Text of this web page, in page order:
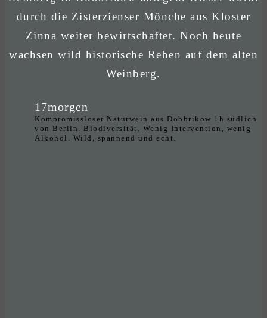
durch die Zisterzienser Mönche aus Kloster
Zinna weiter bewirtschaftet. Noch heute
wachsen wild historische Reben auf dem alten
Weinberg.
17morgen
Kompromissloser Naturwein aus Dobbrikow 1h südlich
von Berlin. Biodiversität. Wenig Intervention, wenig
Alkohol. Wild, spannend und echt.